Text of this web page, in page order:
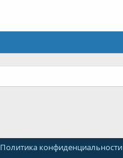
Политика конфиденциальности